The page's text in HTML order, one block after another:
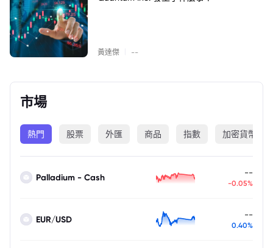
黃達傑 --
市場
熱門 股票 外匯 商品 指數 加密貨幣
Palladium - Cash --
-0.05%
EUR/USD --
0.40%